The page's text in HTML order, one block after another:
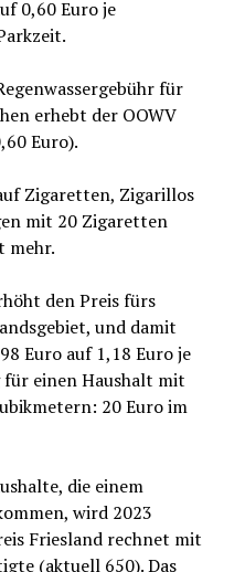
0,60 Euro je
für
erhebt der OOWV
Euro).
Zigaretten, Zigarillos
mit 20 Zigaretten
mehr.
den Preis fürs
und damit
Euro auf 1,18 Euro je
einen Haushalt mit
20 Euro im
die einem
wird 2023
Friesland rechnet mit
(aktuell 650). Das